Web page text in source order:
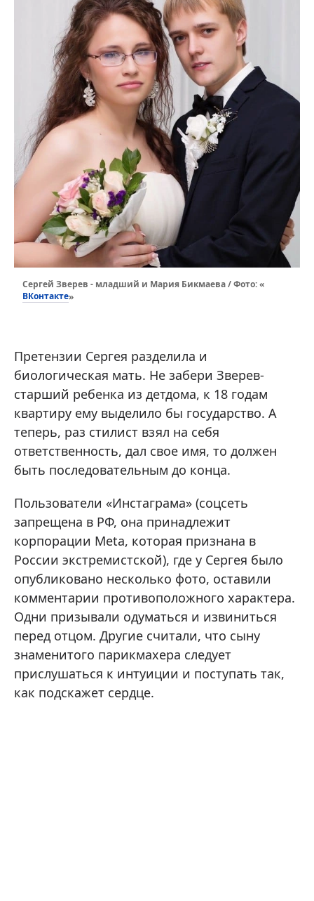
Сергей Зверев - младший и Мария Бикмаева / Фото: «
ВКонтакте»
Претензии Сергея разделила и
биологическая мать. Не забери Зверев-
старший ребенка из детдома, к 18 годам
квартиру ему выделило бы государство. А
теперь, раз стилист взял на себя
ответственность, дал свое имя, то должен
быть последовательным до конца.
Пользователи «Инстаграма» (соцсеть
запрещена в РФ, она принадлежит
корпорации Meta, которая признана в
России экстремистской), где у Сергея было
опубликовано несколько фото, оставили
комментарии противоположного характера.
Одни призывали одуматься и извиниться
перед отцом. Другие считали, что сыну
знаменитого парикмахера следует
прислушаться к интуиции и поступать так,
как подскажет сердце.